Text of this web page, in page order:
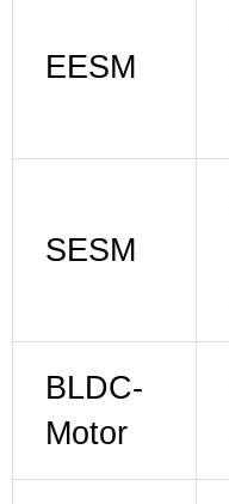
EESM
SESM
BLDC-
Motor